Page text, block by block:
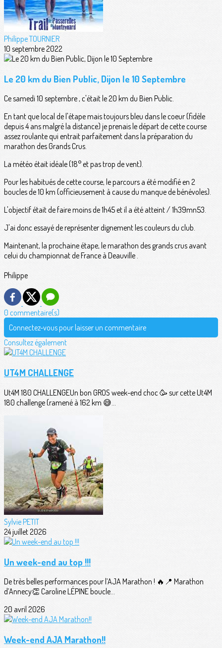
Philippe TOURNIER
10 septembre 2022
Le 20 km du Bien Public, Dijon le 10 Septembre
Ce samedi 10 septembre , c'était le 20 km du Bien Public.
En tant que local de l'étape mais toujours bleu dans le coeur (fidèle
depuis 4 ans malgré la distance) je prenais le départ de cette course
assez roulante qui entrait parfaitement dans la préparation du
marathon des Grands Crus.
La météo était idéale (18° et pas trop de vent).
Pour les habitués de cette course, le parcours a été modifié en 2
boucles de 10 km (officieusement à cause du manque de bénévoles).
L'objectif était de faire moins de 1h45 et il a été atteint / 1h39mn53.
J'ai donc essayé de représenter dignement les couleurs du club.
Maintenant, la prochaine étape, le marathon des grands crus avant
celui du championnat de France à Deauville .
Philippe
0 commentaire(s)
Connectez-vous pour laisser un commentaire
Consultez également
UT4M CHALLENGE
Ut4M 180 CHALLENGEUn bon GROS week-end choc 🥳 sur cette Ut4M
180 challenge (ramené à 162 km 😅...
Sylvie PETIT
24 juillet 2026
Un week-end au top !!!
De très belles performances pour l’AJA Marathon ! 🔥📍 Marathon
d’Annecy👏 Caroline LÉPINE boucle...
20 avril 2026
Week-end AJA Marathon!!